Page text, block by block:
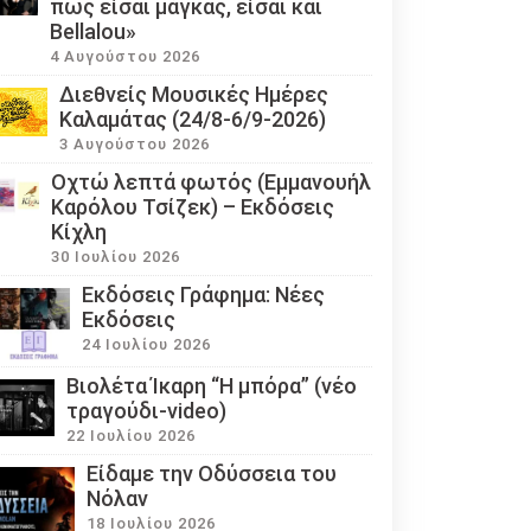
πως είσαι μάγκας, είσαι και
Bellalou»
4 Αυγούστου 2026
Διεθνείς Μουσικές Ημέρες
Καλαμάτας (24/8-6/9-2026)
3 Αυγούστου 2026
Οχτώ λεπτά φωτός (Εμμανουήλ
Καρόλου Τσίζεκ) – Εκδόσεις
Κίχλη
30 Ιουλίου 2026
Εκδόσεις Γράφημα: Νέες
Εκδόσεις
24 Ιουλίου 2026
Βιολέτα Ίκαρη “Η μπόρα” (νέο
τραγούδι-video)
22 Ιουλίου 2026
Eίδαμε την Οδύσσεια του
Νόλαν
18 Ιουλίου 2026